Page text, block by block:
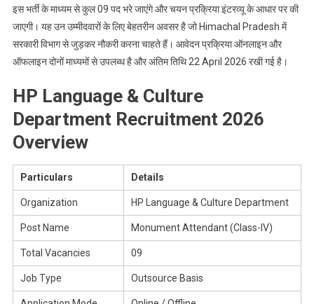
इस भर्ती के माध्यम से कुल 09 पद भरे जाएंगे और चयन प्रक्रिया इंटरव्यू के आधार पर की
जाएगी। यह उन उम्मीदवारों के लिए बेहतरीन अवसर है जो Himachal Pradesh में
सरकारी विभाग से जुड़कर नौकरी करना चाहते हैं। आवेदन प्रक्रिया ऑनलाइन और
ऑफलाइन दोनों माध्यमों से उपलब्ध है और अंतिम तिथि 22 April 2026 रखी गई है।
HP Language & Culture
Department Recruitment 2026
Overview
Particulars Details
Organization HP Language & Culture Department
Post Name Monument Attendant (Class-IV)
Total Vacancies 09
Job Type Outsource Basis